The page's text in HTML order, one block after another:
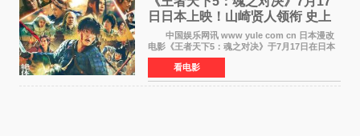
日日本上映！山崎贤人领衔 史上
最大“函谷关防卫战”
中国娱乐网讯 www yule com cn 日本漫改
电影《王者天下5：魂之对决》于7月17日在日本
全国上映。这部由佐藤信介执导、山崎贤人主演
的历史动作片，改编自原泰久同名人气漫画，继
续讲述信和漂
看电影